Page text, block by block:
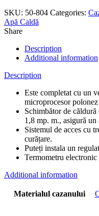
SKU: 50-804 Categories:
Apă Caldă
Share
Description
Additional information
Description
Este completat cu un
microprocesor
Schimbător de
1,8 mp. m., asigură
Sistemul de acces cu
curățare.
Puteți instala un
Termometru
Additional information
Materialul cazanului